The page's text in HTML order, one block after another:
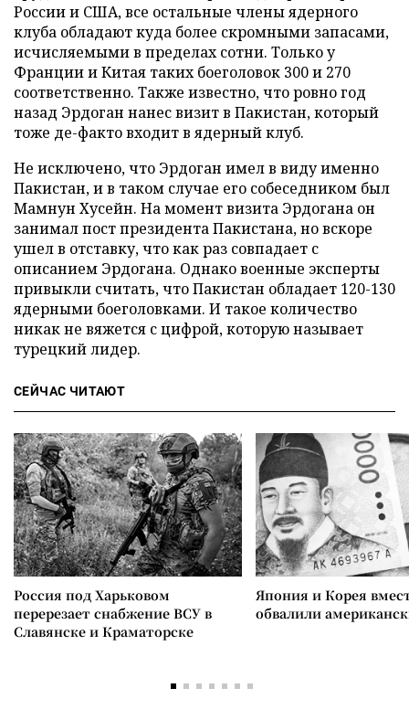
России и США, все остальные члены ядерного
клуба обладают куда более скромными запасами,
исчисляемыми в пределах сотни. Только у
Франции и Китая таких боеголовок 300 и 270
соответственно. Также известно, что ровно год
назад Эрдоган нанес визит в Пакистан, который
тоже де-факто входит в ядерный клуб.
Не исключено, что Эрдоган имел в виду именно
Пакистан, и в таком случае его собеседником был
Мамнун Хусейн. На момент визита Эрдогана он
занимал пост президента Пакистана, но вскоре
ушел в отставку, что как раз совпадает с
описанием Эрдогана. Однако военные эксперты
привыкли считать, что Пакистан обладает 120-130
ядерными боеголовками. И такое количество
никак не вяжется с цифрой, которую называет
турецкий лидер.
СЕЙЧАС ЧИТАЮТ
Россия под Харьковом
перерезает снабжение ВСУ в
Славянске и Краматорске
Япония и Корея
обвалили